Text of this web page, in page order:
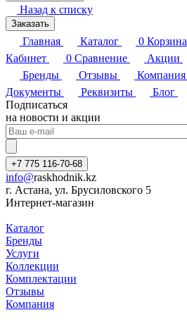
Назад к списку
Заказать
Главная Каталог 0 Корзина
Кабинет
0 Сравнение Акции
Бренды
Отзывы Компания
Документы
Реквизиты Блог
Подписаться
на новости и акции
+7 775 116-70-68
info@raskhodnik.kz
г. Астана, ул. Брусиловского 5
Интернет-магазин
Каталог
Бренды
Услуги
Коллекции
Комплектации
Отзывы
Компания